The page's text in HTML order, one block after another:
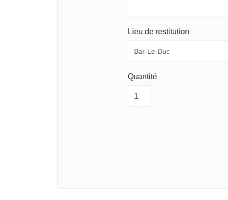
Lieu de restitution
Quantité